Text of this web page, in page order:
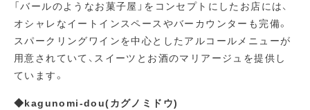
「バールのようなお菓子屋」をコンセプトにしたお店には、
オシャレなイートインスペースやバーカウンターも完備。
スパークリングワインを中心としたアルコールメニューが
用意されていて、スイーツとお酒のマリアージュを提供し
ています。
◆kagunomi-dou(カグノミドウ)